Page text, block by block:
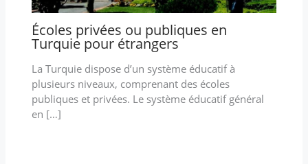
Écoles privées ou publiques en
Turquie pour étrangers
La Turquie dispose d’un système éducatif à
plusieurs niveaux, comprenant des écoles
publiques et privées. Le système éducatif général
en […]